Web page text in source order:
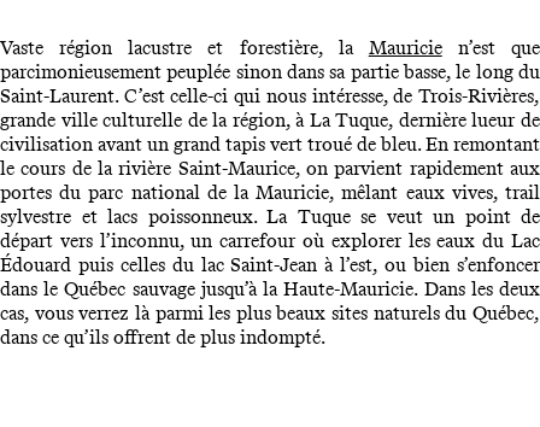
Vaste région lacustre et forestière, la Mauricien’est que
parcimonieusement peuplée sinon dans sa partie basse, le long du
Saint-Laurent. C’est celle-ci qui nous intéresse, de Trois-Rivières,
grande ville culturelle de la région, à La Tuque, dernière lueur de
civilisation avant un grand tapis vert troué de bleu. En remontant
le cours de la rivière Saint-Maurice, on parvient rapidement aux
portes du parc national de la Mauricie, mêlant eaux vives, trail
sylvestre et lacs poissonneux. La Tuque se veut un point de
départ vers l’inconnu, un carrefour où explorer les eaux du Lac
Édouard puis celles du lac Saint-Jean à l’est, ou bien s’enfoncer
dans le Québec sauvage jusqu’à la Haute-Mauricie. Dans les deux
cas, vous verrez là parmi les plus beaux sites naturels du Québec,
dans ce qu’ils offrent de plus indompté.